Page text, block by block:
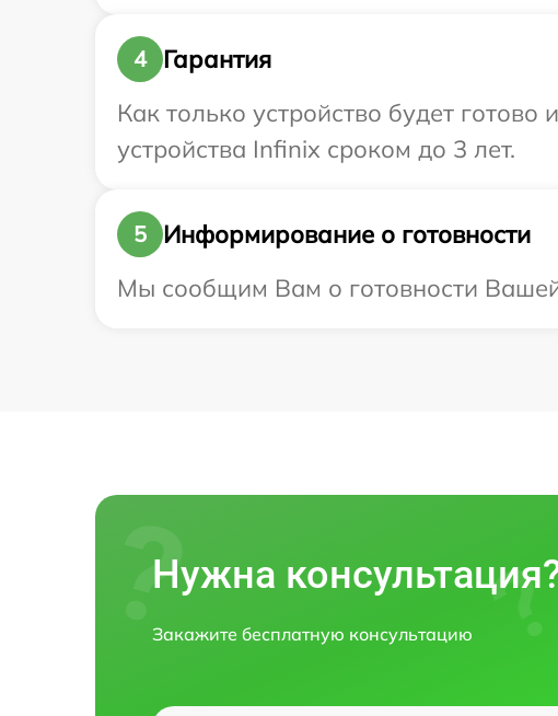
4
Гарантия
Как только устройство будет
устройства Infinix сроком до 3 лет.
5
Информирование о готовности
Мы сообщим Вам о готовности
Нужна
Закажите бесплатную консультацию